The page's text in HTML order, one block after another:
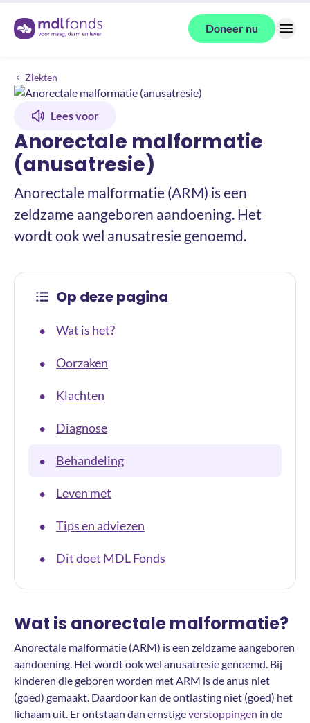
Terug naar de homepage Doneer nu
Ziekten
Anorectale malformatie (anusatresie)
Lees voor
Anorectale malformatie
(anusatresie)
Anorectale malformatie (ARM) is een
zeldzame aangeboren aandoening. Het
wordt ook wel anusatresie genoemd.
Op deze pagina
• Wat is het?
• Oorzaken
• Klachten
• Diagnose
• Behandeling
• Leven met
• Tips en adviezen
• Dit doet MDL Fonds
Wat is anorectale malformatie?
Anorectale malformatie (ARM) is een zeldzame aangeboren
aandoening. Het wordt ook wel anusatresie genoemd. Bij
kinderen die geboren worden met ARM is de anus niet
(goed) gemaakt. Daardoor kan de ontlasting niet (goed) het
lichaam uit. Er ontstaan dan ernstigeverstoppingen in de